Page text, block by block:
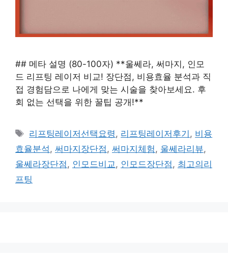
## 메타 설명 (80-100자) **울쎄라, 써마지, 인모
드 리프팅 레이저 비교! 장단점, 비용효율 분석과 직
접 경험담으로 나에게 맞는 시술을 찾아보세요. 후
회 없는 선택을 위한 꿀팁 공개!**
태
그
리프팅레이저선택요령 , 리프팅레이저후기 , 비용
효율분석 , 써마지장단점 , 써마지체험 , 울쎄라리뷰,
울쎄라장단점 , 인모드비교 , 인모드장단점 , 최고의리
프팅